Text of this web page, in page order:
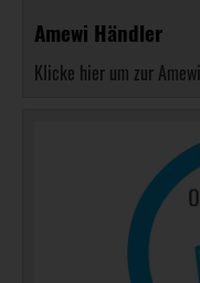
Amewi Händler
Klicke hier um zur